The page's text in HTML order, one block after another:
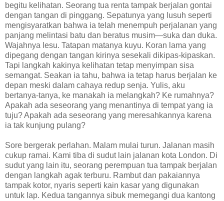
begitu kelihatan. Seorang tua renta tampak berjalan gontai
dengan tangan di pinggang. Sepatunya yang lusuh seperti
mengisyaratkan bahwa ia telah menempuh perjalanan yang
panjang melintasi batu dan beratus musim—suka dan duka.
Wajahnya lesu. Tatapan matanya kuyu. Koran lama yang
dipegang dengan tangan kirinya sesekali dikipas-kipaskan.
Tapi langkah kakinya kelihatan tetap menyimpan sisa
semangat. Seakan ia tahu, bahwa ia tetap harus berjalan ke
depan meski dalam cahaya redup senja. Yulis, aku
bertanya-tanya, ke manakah ia melangkah? Ke rumahnya?
Apakah ada seseorang yang menantinya di tempat yang ia
tuju? Apakah ada seseorang yang meresahkannya karena
ia tak kunjung pulang?
Sore bergerak perlahan. Malam mulai turun. Jalanan masih
cukup ramai. Kami tiba di sudut lain jalanan kota London. Di
sudut yang lain itu, seorang perempuan tua tampak berjalan
dengan langkah agak terburu. Rambut dan pakaiannya
tampak kotor, nyaris seperti kain kasar yang digunakan
untuk lap. Kedua tangannya sibuk memegangi dua kantong